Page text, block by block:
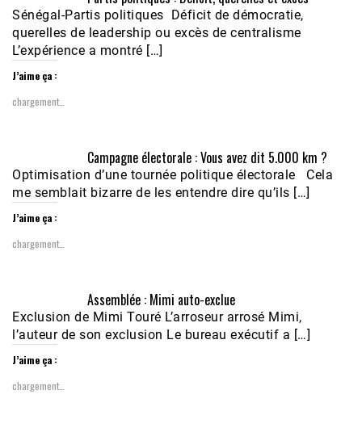
Sénégal-Partis politiques Déficit de démocratie,
querelles de leadership ou excès de centralisme
L’expérience a montré […]
J’aime ça :
chargement…
Campagne électorale : Vous avez dit 5.000 km ?
Optimisation d’une tournée politique électorale Cela
me semblait bizarre de les entendre dire qu’ils […]
J’aime ça :
chargement…
Assemblée : Mimi auto-exclue
Exclusion de Mimi Touré L’arroseur arrosé Mimi,
l’auteur de son exclusion Le bureau exécutif a […]
J’aime ça :
chargement…